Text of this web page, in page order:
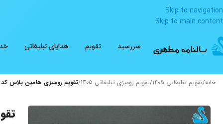
Skip to navigation
Skip to main content
سررسید تقویم هدایای تبلیغاتی
خانه/تقویم تبلیغاتی 1405 /تقویم رومیزی تبلیغاتی 1405 /تقویم رومیزی هامین پلاس کد 275